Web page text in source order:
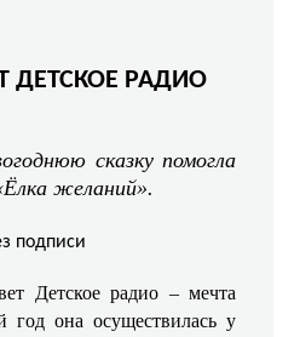
ДЕТСКОЕ РАДИО
сказку помогла
желаний».
Детское радио – мечта
она осуществилась у